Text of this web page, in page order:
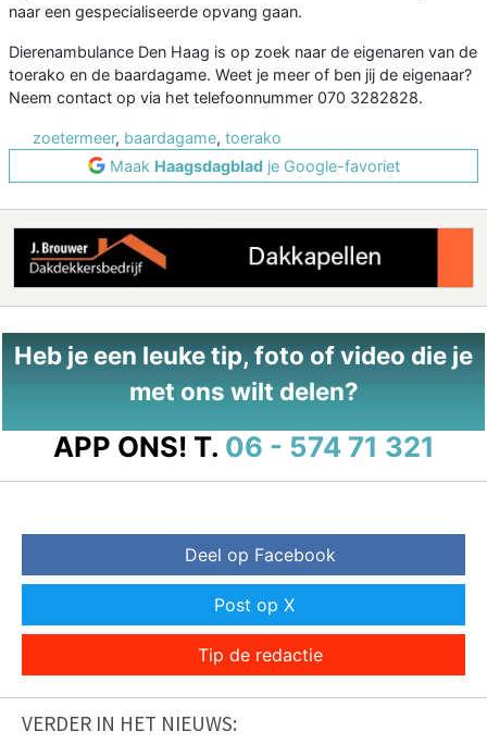
naar een gespecialiseerde opvang gaan.
Dierenambulance Den Haag is op zoek naar de eigenaren van de
toerako en de baardagame. Weet je meer of ben jij de eigenaar?
Neem contact op via het telefoonnummer 070 3282828.
zoetermeer, baardagame, toerako
Maak Haagsdagbladje Google-favoriet
Heb je een leuke tip, foto of video die je
met ons wilt delen?
APP ONS! T. 06 - 574 71 321
Deel op Facebook
Post op X
Tip de redactie
VERDER IN HET NIEUWS: